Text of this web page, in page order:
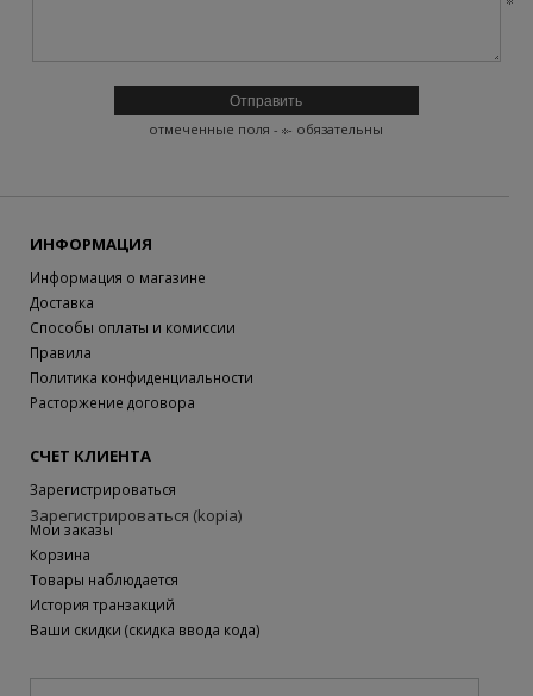
отмеченные поля - - обязательны
ИНФОРМАЦИЯ
Информация о магазине
Доставка
Способы оплаты и комиссии
Правила
Политика конфиденциальности
Расторжение договора
СЧЕТ КЛИЕНТА
Зарегистрироваться
Зарегистрироваться (kopia)
Мои заказы
Корзина
Товары наблюдается
История транзакций
Ваши скидки (скидка ввода кода)